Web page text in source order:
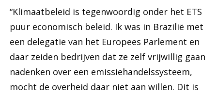
“Klimaatbeleid is tegenwoordig onder het ETS
puur economisch beleid. Ik was in Brazilië met
een delegatie van het Europees Parlement en
daar zeiden bedrijven dat ze zelf vrijwillig gaan
nadenken over een emissiehandelssysteem,
mocht de overheid daar niet aan willen. Dit is